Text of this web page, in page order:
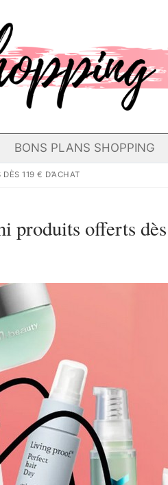
BONS PLANS SHOPPING
119 € D’ACHAT
produits offerts